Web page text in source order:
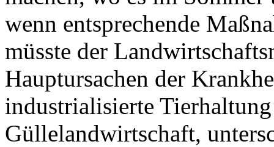
wenn entsprechende
müsste der
Hauptursachen der
industrialisierte
Güllelandwirtschaft,